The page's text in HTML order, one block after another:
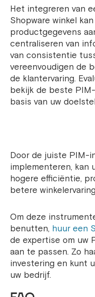
Het integreren van
Shopware winkel
productgegevens
centraliseren van
van consistentie
vereenvoudigen de
de klantervaring.
bekijk de beste
basis van uw
Door de juiste PIM-
implementeren, kan
hogere efficiëntie,
betere
Om deze
benutten, huur een
de expertise om uw
aan te passen. Zo
investering en kunt
uw bedrijf.